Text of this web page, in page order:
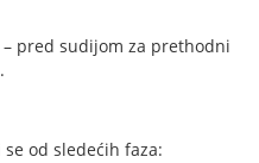
pred sudijom za prethodni
od sledećih faza: